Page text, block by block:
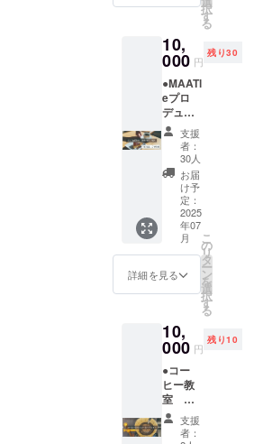
のご面
談とな
す。 ご
好評い
ただい
ており
ます。
「カ
フェに
関する
全ての
こと」
のご相
談会。
現在、
一般募
おりま
すが、
プロ
ジェク
トの期
間内で
のみ募
様 【会
員特
典】 ・
気温
30℃以
上の日
は ス
コーン
のみ全
種類
30%オ
フ(サ
マータ
イム営
業のみ)
火土日
+@(ゲ
ンとシ
フォン
のお取
り置き
可能 ・
お取り
置き会
択
す
る
10,
000 円
残り30
●MAATl
eプロ
デュー
ス・完
全予約
会員制
「夜日
記」ご
予約会
員権
３０名
様 【会
員特
典】 完
全会員
回の会
員権の
支援者
様のみ
ご予約
いただ
けま
す。 (会
支援
者：
30人
お届
け予
定：
2025
年07
月
詳細を見る
こ
の
リ
タ
ー
ン
を
選
択
す
る
10,
000 円
残り10
●コー
ヒー教
室 参
加権
１０名
支援
者：